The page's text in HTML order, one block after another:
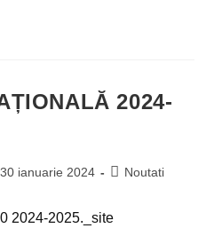
2024-
30 ianuarie 2024 Noutati
2024-2025._site